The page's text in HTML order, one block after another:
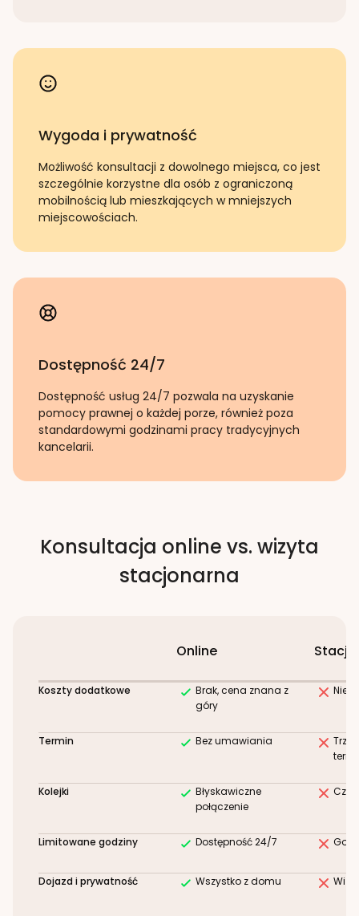
Wygoda i prywatność
Możliwość konsultacji z dowolnego miejsca, co jest
szczególnie korzystne dla osób z ograniczoną
mobilnością lub mieszkających w mniejszych
miejscowościach.
Dostępność 24/7
Dostępność usług 24/7 pozwala na uzyskanie
pomocy prawnej o każdej porze, również poza
standardowymi godzinami pracy tradycyjnych
kancelarii.
Konsultacja online vs. wizyta
stacjonarna
Online
Koszty dodatkowe
Brak, cena znana z
góry
Termin Bez umawiania
Kolejki
Błyskawiczne
połączenie
Limitowane godziny Dostępność 24/7
Dojazd i prywatność Wszystko z domu